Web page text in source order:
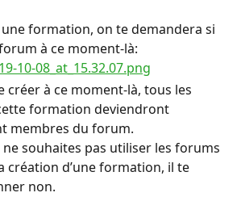
formation, on te demandera si
à ce moment-là:
créer à ce moment-là, tous les
formation deviendront
membres du forum.
ne souhaites pas utiliser les forums
création d’une formation, il te
non.